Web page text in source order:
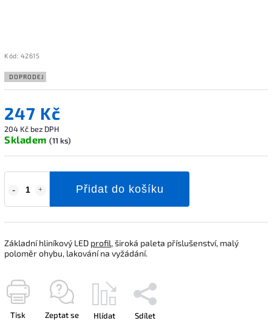
Kód: 42615
DOPRODEJ
247 Kč
204 Kč bez DPH
Skladem (11 ks)
Přidat do košíku
Základní hliníkový LED profil, široká paleta příslušenství, malý
poloměr ohybu, lakování na vyžádání.
Tisk Zeptat se Hlídat Sdílet